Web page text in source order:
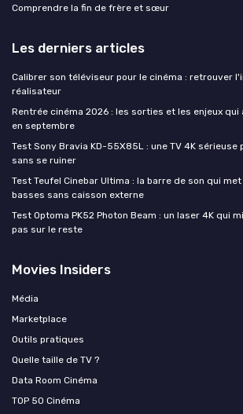
Comprendre la fin de frère et sœur
Les derniers articles
Calibrer son téléviseur pour le cinéma : retrouver
réalisateur
Rentrée cinéma 2026 : les sorties et les enjeux
en septembre
Test Sony Bravia KD-55X85L : une TV 4K
sans se ruiner
Test Teufel Cinebar Ultima : la barre de son qui
basses sans caisson externe
Test Optoma PK52 Photon Beam : un laser 4K qui
pas sur le reste
Movies Insiders
Média
Marketplace
Outils pratiques
Quelle taille de TV ?
Data Room Cinéma
TOP 50 Cinéma